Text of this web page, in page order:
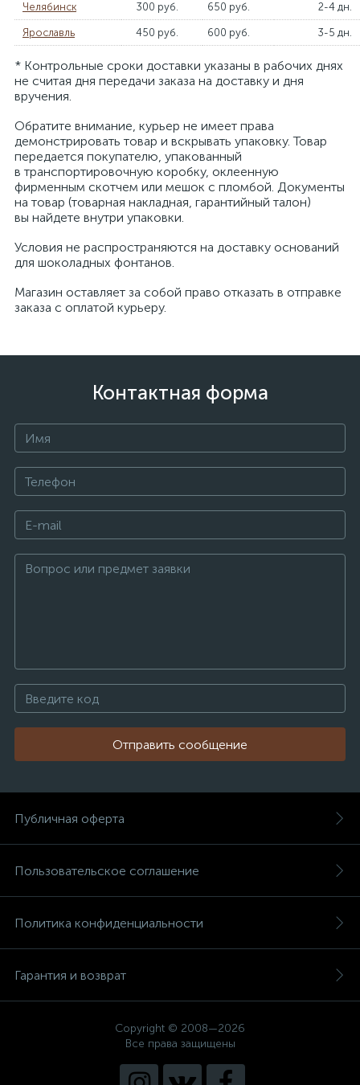
Челябинск 300 руб. 650 руб. 2-4 дн.
Ярославль 450 руб. 600 руб. 3-5 дн.
* Контрольные сроки доставки указаны в рабочих днях
не считая дня передачи заказа на доставку и дня
вручения.
Обратите внимание, курьер не имеет права
демонстрировать товар и вскрывать упаковку. Товар
передается покупателю, упакованный
в транспортировочную коробку, оклеенную
фирменным скотчем или мешок с пломбой. Документы
на товар (товарная накладная, гарантийный талон)
вы найдете внутри упаковки.
Условия не распространяются на доставку оснований
для шоколадных фонтанов.
Магазин оставляет за собой право отказать в отправке
заказа с оплатой курьеру.
Контактная форма
Отправить сообщение
Публичная оферта
Пользовательское соглашение
Политика конфиденциальности
Гарантия и возврат
Copyright © 2008—2026
Все права защищены